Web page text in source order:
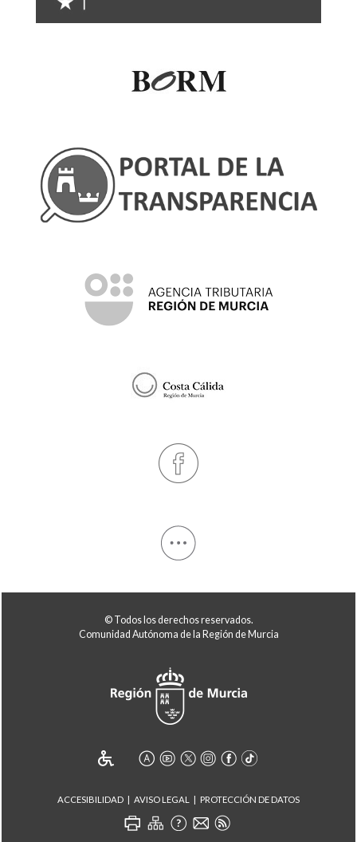
© Todos los derechos reservados.
Comunidad Autónoma de la Región de Murcia
ACCESIBILIDAD AVISO LEGAL PROTECCIÓN DE DATOS